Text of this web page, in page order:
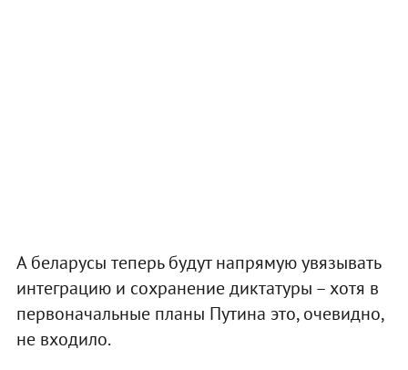
А беларусы теперь будут напрямую увязывать
интеграцию и сохранение диктатуры – хотя в
первоначальные планы Путина это, очевидно,
не входило.